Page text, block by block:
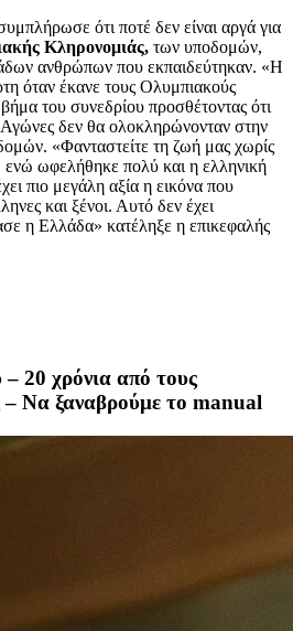
ότι ποτέ δεν είναι αργά για
Κληρονομιάς, των υποδομών,
ανθρώπων που εκπαιδεύτηκαν. «Η
όταν έκανε τους Ολυμπιακούς
του συνεδρίου προσθέτοντας ότι
δεν θα ολοκληρώνονταν στην
«Φανταστείτε τη ζωή μας χωρίς
ενώ ωφελήθηκε πολύ και η ελληνική
πιο μεγάλη αξία η εικόνα που
και ξένοι. Αυτό δεν έχει
η Ελλάδα» κατέληξε η επικεφαλής
20 χρόνια από τους
– Να ξαναβρούμε το manual